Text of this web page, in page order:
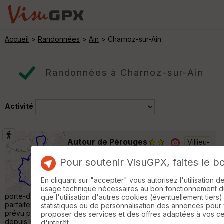
Accueil > Randonnées > Ain > Charnoz-sur-Ain
Randonnées à Charnoz-sur-Ain
Activité
Autour de Pérouges
Villieu-
Randonnée Pédestre 12 km 240 m
Une balade facile autour de l'un des plus
beaux villages de France Au départ de la
porte-d'en-bas du village médiéval: Circuit Orange,
parfaitement flêché. A faire dans le sens anti-horaire comme
prévu pour bénéficier de la vue sur le village de Pérouges
depuis Bourg-Saint-Christophe sur le final. J'ai trouvé
Pour soutenir VisuGPX, faites le
En cliquant sur "accepter" vous autorisez l'utilisation
usage technique nécessaires au bon fonctionnement
que l'utilisation d'autres cookies (éventuellement
statistiques ou de personnalisation des annonces pour
proposer des services et des offres adaptées à vos